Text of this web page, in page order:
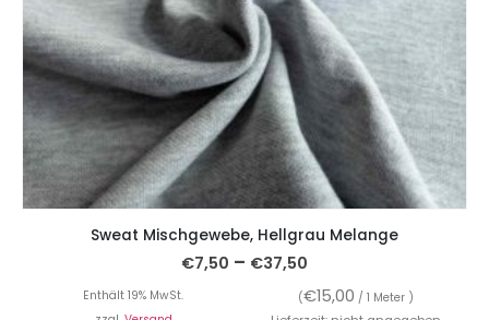
Sweat Mischgewebe, Hellgrau Melange
€7,50 – €37,50
Enthält 19% MwSt. (€15,00 / 1 Meter )